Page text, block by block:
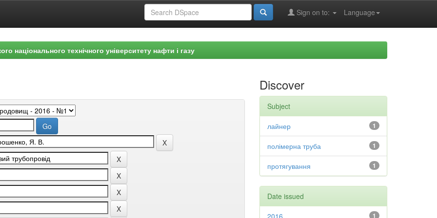
Language
Sign on to:
національного технічного університету нафти і газу
Discover
Subject
1
лайнер
1
полімерна труба
1
протягування
Date issued
1
2016